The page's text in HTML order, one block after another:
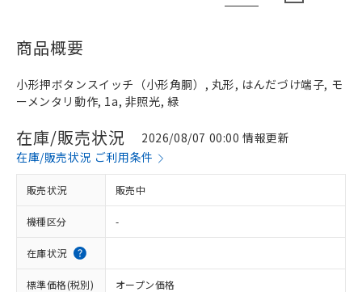
商品概要
小形押ボタンスイッチ（小形角胴）, 丸形, はんだづけ端子, モ
ーメンタリ動作, 1a, 非照光, 緑
在庫/販売状況
2026/08/07 00:00 情報更新
在庫/販売状況 ご利用条件
販売状況 販売中
機種区分 -
在庫状況
標準価格(税別) オープン価格